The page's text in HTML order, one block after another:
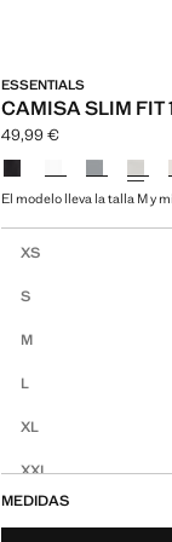
ESSENTIALS
CAMISA SLIM FIT
Precio actual [49,99 € ]
49,99 €
Selecciona un color
El modelo lleva la talla M y
XS
S
M
L
XL
XXL
MEDIDAS